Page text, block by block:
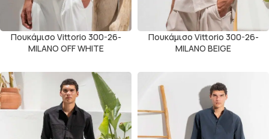
Πουκάμισο Vittorio 300-26-
MILANO OFF WHITE
Πουκάμισο Vittorio 300-26-
MILANO BEIGE